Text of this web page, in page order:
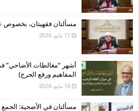
مسألتان فقهيتان،
17 مايو، 2026
أشهر “مغالطات الأضاحي”
المفاهيم ورفع الحرج)
16 مايو، 2026
مسألتان في الأضحية: الجمع